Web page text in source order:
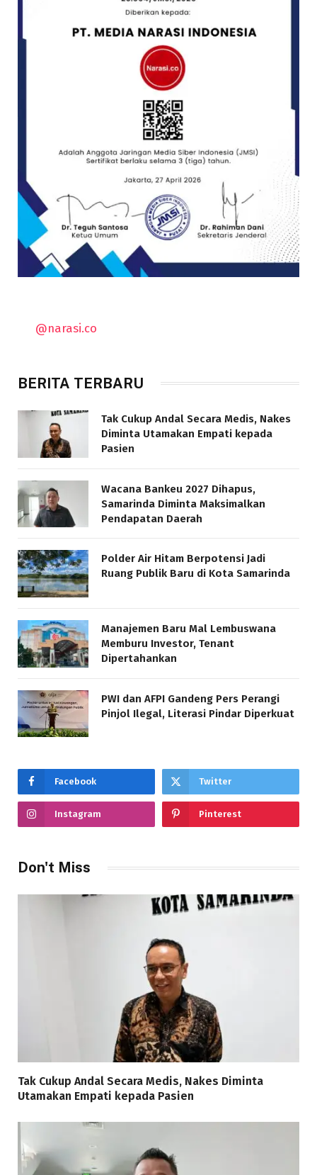
@narasi.co
BERITA TERBARU
Tak Cukup Andal Secara Medis, Nakes
Diminta Utamakan Empati kepada
Pasien
Wacana Bankeu 2027 Dihapus,
Samarinda Diminta Maksimalkan
Pendapatan Daerah
Polder Air Hitam Berpotensi Jadi
Ruang Publik Baru di Kota Samarinda
Manajemen Baru Mal Lembuswana
Memburu Investor, Tenant
Dipertahankan
PWI dan AFPI Gandeng Pers Perangi
Pinjol Ilegal, Literasi Pindar Diperkuat
Facebook Twitter
Instagram Pinterest
Don't Miss
Tak Cukup Andal Secara Medis, Nakes Diminta
Utamakan Empati kepada Pasien